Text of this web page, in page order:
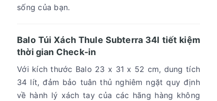
sống của bạn.
Balo Túi Xách Thule Subterra 34l tiết kiệm
thời gian Check-in
Với kích thước Balo 23 x 31 x 52 cm, dung tích
34 lít, đảm bảo tuân thủ nghiêm ngặt quy định
về hành lý xách tay của các hãng hàng không